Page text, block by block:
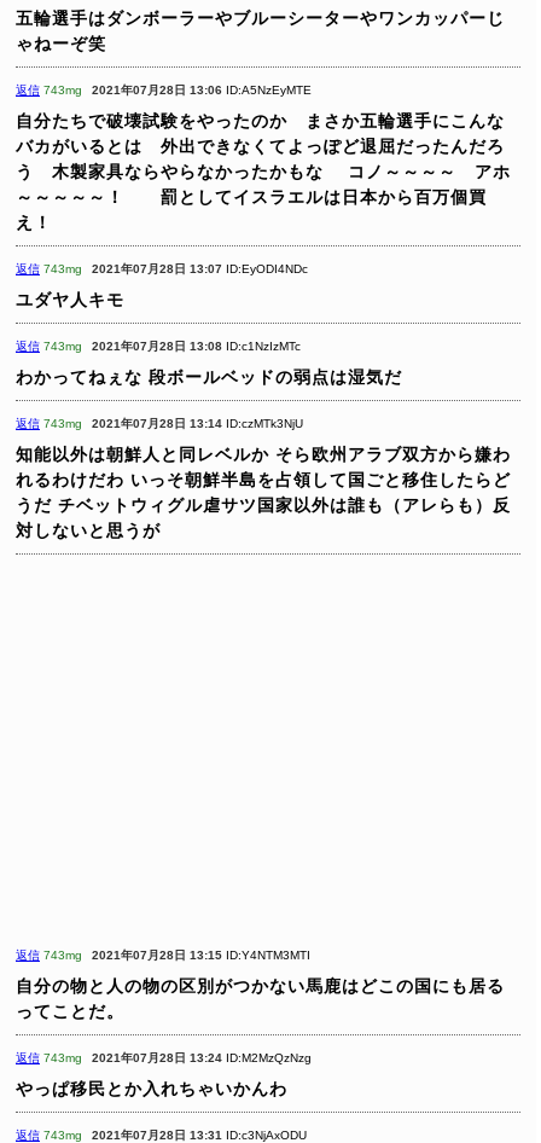
五輪選手はダンボーラーやブルーシーターやワンカッパーじ
ゃねーぞ笑
返信 743mg 2021年07月28日 13:06 ID:A5NzEyMTE
自分たちで破壊試験をやったのか まさか五輪選手にこんな
バカがいるとは 外出できなくてよっぽど退屈だったんだろ
う 木製家具ならやらなかったかもな
コノ～～～～ アホ
～～～～～！ 罰としてイスラエルは日本から百万個買
え！
返信 743mg 2021年07月28日 13:07 ID:EyODI4NDc
ユダヤ人キモ
返信 743mg 2021年07月28日 13:08 ID:c1NzIzMTc
わかってねぇな 段ボールベッドの弱点は湿気だ
返信 743mg 2021年07月28日 13:14 ID:czMTk3NjU
知能以外は朝鮮人と同レベルか そら欧州アラブ双方から嫌わ
れるわけだわ いっそ朝鮮半島を占領して国ごと移住したらど
うだ チベットウィグル虐サツ国家以外は誰も（アレらも）反
対しないと思うが
返信 743mg 2021年07月28日 13:15 ID:Y4NTM3MTI
自分の物と人の物の区別がつかない馬鹿はどこの国にも居る
ってことだ。
返信 743mg 2021年07月28日 13:24 ID:M2MzQzNzg
やっぱ移民とか入れちゃいかんわ
返信 743mg 2021年07月28日 13:31 ID:c3NjAxODU